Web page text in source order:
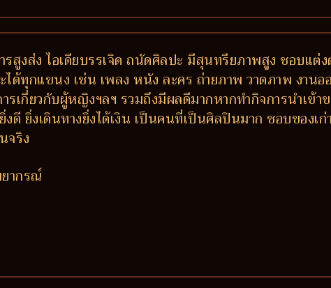
สูงส่ง ไอเดียบรรเจิด ถนัดศิลปะ มีสุนทรียภาพสูง ชอบแต่
ได้ทุกแขนง เช่น เพลง หนัง ละคร ถ่ายภาพ วาดภาพ งาน
รเกี่ยวกับผู้หญิงฯลฯ รวมถึงมีผลดีมากหากทำกิจการนำเข้า
ดี ยิ่งเดินทางยิ่งได้เงิน เป็นคนที่เป็นศิลปินมาก ชอบของเ
จริง
ากรณ์